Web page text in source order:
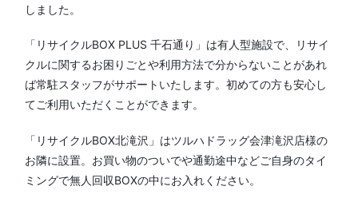
しました。
「リサイクルBOX PLUS 千石通り」は有人型施設で、リサイ
クルに関するお困りごとや利用方法で分からないことがあれ
ば常駐スタッフがサポートいたします。初めての方も安心し
てご利用いただくことができます。
「リサイクルBOX北滝沢」はツルハドラッグ会津滝沢店様の
お隣に設置。お買い物のついでや通勤途中などご自身のタイ
ミングで無人回収BOXの中にお入れください。